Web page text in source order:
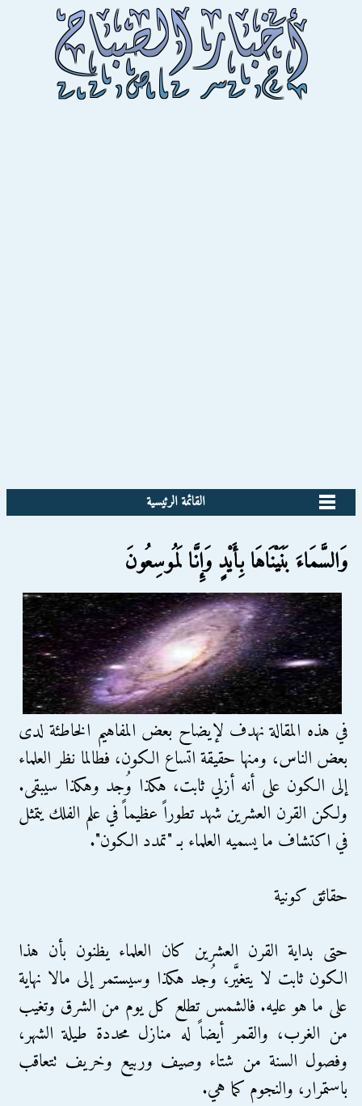
القائمة الرئيسية
وَالسَّمَاءَ بَنَيْنَاهَا بِأَيْدٍ وَإِنَّا لَمُوسِعُونَ
في هذه المقالة نهدف لإيضاح بعض المفاهيم الخاطئة لدى
بعض الناس، ومنها حقيقة اتساع الكون، فطالما نظر العلماء
إلى الكون على أنه أزلي ثابت، هكذا وُجد وهكذا سيبقى.
ولكن القرن العشرين شهد تطوراً عظيماً في علم الفلك يتمثل
في اكتشاف ما يسميه العلماء بـ "تمدد الكون".
حقائق كونية
حتى بداية القرن العشرين كان العلماء يظنون بأن هذا
الكون ثابت لا يتغيَّر، وُجد هكذا وسيستمر إلى مالا نهاية
على ما هو عليه. فالشمس تطلع كل يوم من الشرق وتغيب
من الغرب، والقمر أيضاً له منازل محددة طيلة الشهر،
وفصول السنة من شتاء وصيف وربيع وخريف تتعاقب
باستمرار، والنجوم كما هي.